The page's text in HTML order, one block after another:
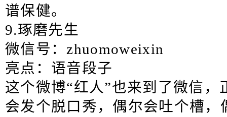
谱保健。
9.琢磨先生
微信号：zhuomoweixin
亮点：语音段子
这个微博“红人”也来到了微信
会发个脱口秀，偶尔会吐个槽